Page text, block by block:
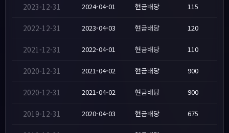
2023-12-31 2024-04-01 현금배당 115
2022-12-31 2023-04-03 현금배당 120
2021-12-31 2022-04-01 현금배당 110
2020-12-31 2021-04-02 현금배당 900
2020-12-31 2021-04-02 현금배당 900
2019-12-31 2020-04-03 현금배당 675